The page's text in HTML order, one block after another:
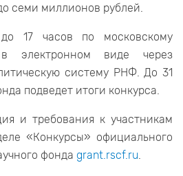
семи миллионов рублей.
17 часов по московскому
электронном виде через
систему РНФ. До 31
подведет итоги конкурса.
и требования к участникам
«Конкурсы» официального
фонда grant.rscf.ru.